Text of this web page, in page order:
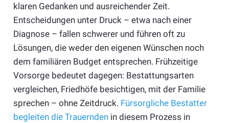
klaren Gedanken und ausreichender Zeit.
Entscheidungen unter Druck – etwa nach einer
Diagnose – fallen schwerer und führen oft zu
Lösungen, die weder den eigenen Wünschen noch
dem familiären Budget entsprechen. Frühzeitige
Vorsorge bedeutet dagegen: Bestattungsarten
vergleichen, Friedhöfe besichtigen, mit der Familie
sprechen – ohne Zeitdruck. Fürsorgliche Bestatter
begleiten die Trauerndenin diesem Prozess in